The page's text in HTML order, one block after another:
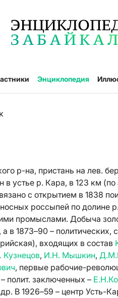
Энциклопедия
р-на, пристань на лев.
устье р. Кара, в 123 км (по
с открытием в 1838
россыпей по долине
промыслами. Добыча
в 1873–90 – политических,
входящих в состав
Кузнецов, И.Н. Мышкин,
, первые рабочие-
полит. заключенных –
В 1926–59 – центр Усть-